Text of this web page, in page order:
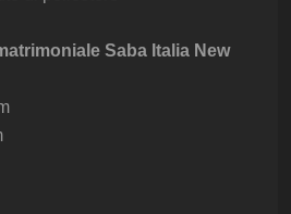
Saba Italia New